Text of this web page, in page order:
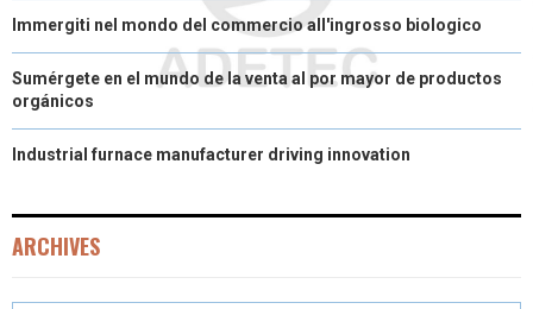
Immergiti nel mondo del commercio all'ingrosso biologico
Sumérgete en el mundo de la venta al por mayor de productos
orgánicos
Industrial furnace manufacturer driving innovation
ARCHIVES